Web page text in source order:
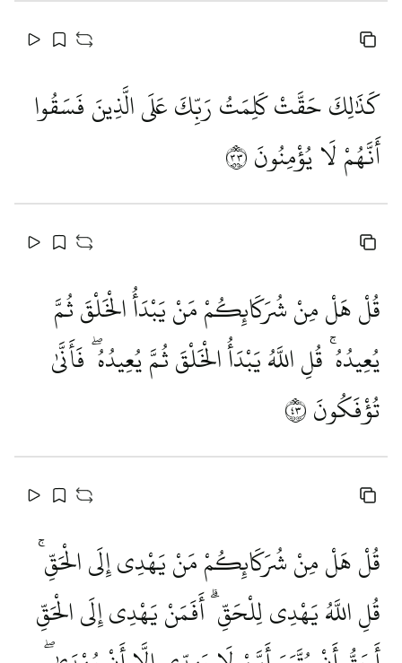
كَذَٰلِكَ حَقَّتْ كَلِمَتُ رَبِّكَ عَلَى الَّذِينَ فَسَقُوا
أَنَّهُمْ لَا يُؤْمِنُونَ٣٣
قُلْ هَلْ مِنْ شُرَكَائِكُمْ مَنْ يَبْدَأُ الْخَلْقَ ثُمَّ
يُعِيدُهُ ۚ قُلِ اللَّهُ يَبْدَأُ الْخَلْقَ ثُمَّ يُعِيدُهُ ۖ فَأَنَّىٰ
تُؤْفَكُونَ٣٤
قُلْ هَلْ مِنْ شُرَكَائِكُمْ مَنْ يَهْدِي إِلَى الْحَقِّ ۚ
قُلِ اللَّهُ يَهْدِي لِلْحَقِّ ۗ أَفَمَنْ يَهْدِي إِلَى الْحَقِّ